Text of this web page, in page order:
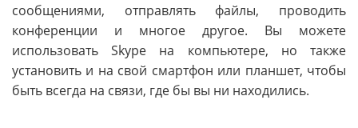
сообщениями, отправлять файлы, проводить
конференции и многое другое. Вы можете
использовать Skype на компьютере, но также
установить и на свой смартфон или планшет, чтобы
быть всегда на связи, где бы вы ни находились.